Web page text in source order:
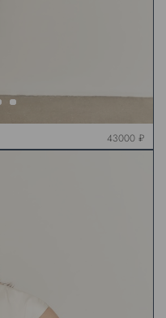
43000 ₽